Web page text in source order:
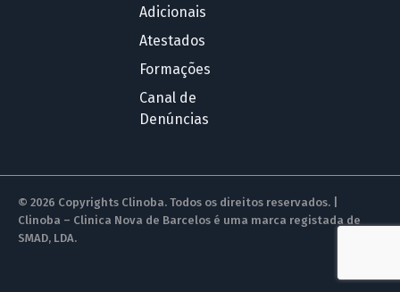
Adicionais
Atestados
Formações
Canal de
Denúncias
© 2026 Copyrights Clinoba. Todos os direitos reservados. |
Clinoba – Clinica Nova de Barcelos é uma marca registada de
SMAD, LDA.